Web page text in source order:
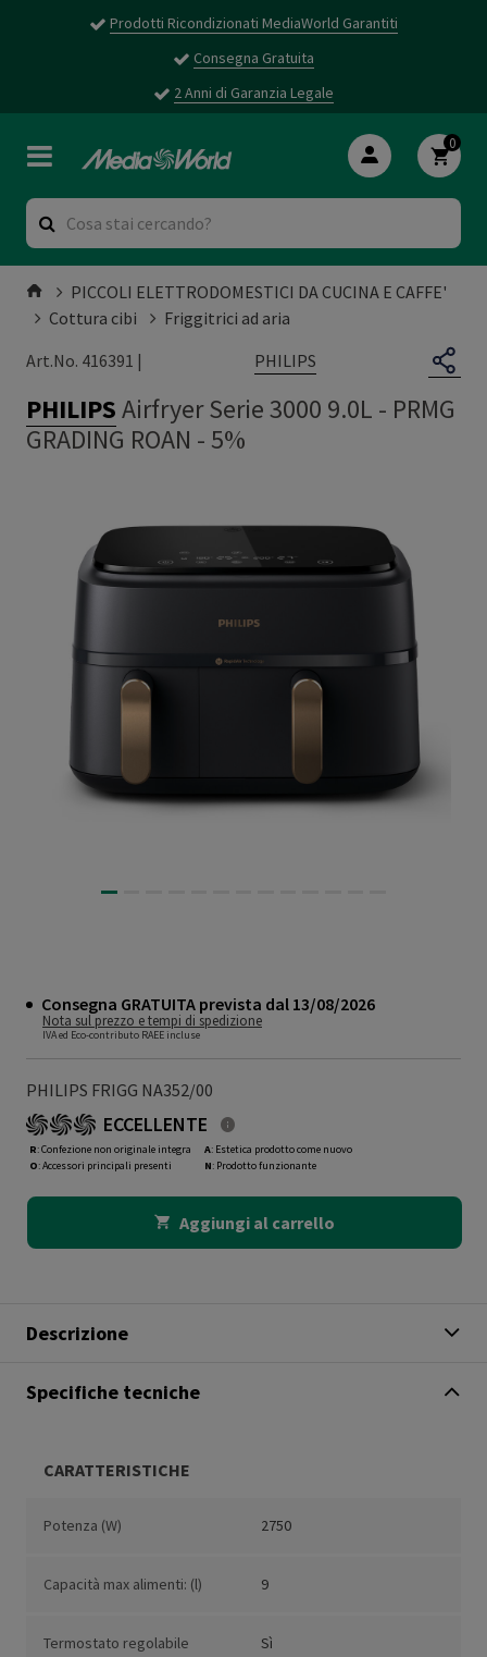
Prodotti Ricondizionati MediaWorld Garantiti
Consegna Gratuita
2 Anni di Garanzia Legale
0
PICCOLI ELETTRODOMESTICI DA CUCINA E CAFFE'
Cottura cibi
Friggitrici ad aria
Art.No. 416391 |
PHILIPS
PHILIPSAirfryer Serie 3000 9.0L - PRMG
GRADING ROAN - 5%
Consegna GRATUITA prevista dal 13/08/2026
Nota sul prezzo e tempi di spedizione
IVA ed Eco-contributo RAEE incluse
PHILIPS FRIGG NA352/00
ECCELLENTE
R: Confezione non originale integra
O: Accessori principali presenti
A: Estetica prodotto come nuovo
N: Prodotto funzionante
Aggiungi al carrello
Descrizione
Specifiche tecniche
CARATTERISTICHE
Potenza (W) 2750
Capacità max alimenti: (l) 9
Termostato regolabile Sì